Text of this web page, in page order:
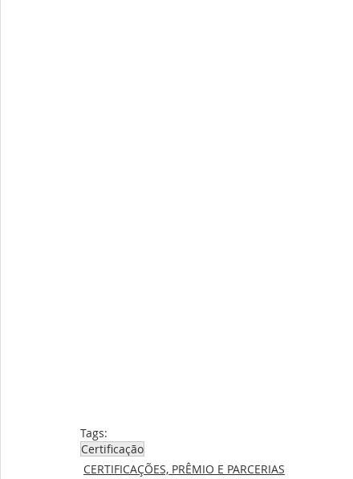
Tags:
Certificação
CERTIFICAÇÕES, PRÊMIO E PARCERIAS